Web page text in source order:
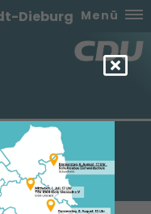
Dieburg Menü
dem ASV